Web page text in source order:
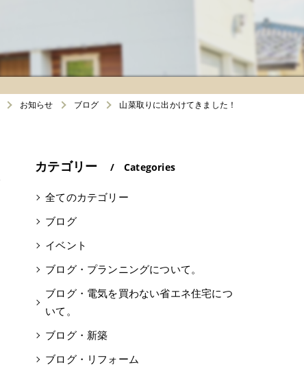
お知らせ ブログ 山菜取りに出かけてきました！
カテゴリー Categories
全てのカテゴリー
ブログ
イベント
ブログ・プランニングについて。
ブログ・電気を買わない省エネ住宅につ
いて。
ブログ・新築
ブログ・リフォーム